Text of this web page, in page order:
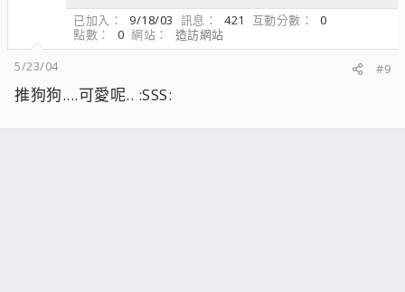
已加入
9/18/03 訊息 421 互動分數
0
點數
0 網站
造訪網站
5/23/04
#9
推狗狗....可愛呢.. :SSS: